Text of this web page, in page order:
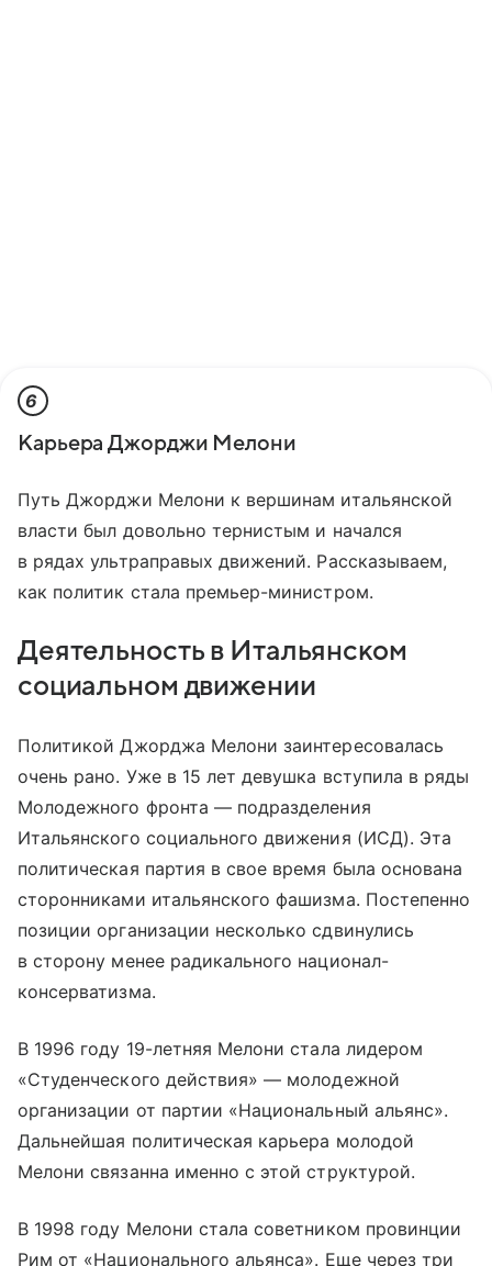
6
Карьера Джорджи Мелони
Путь Джорджи Мелони к вершинам итальянской
власти был довольно тернистым и начался
в рядах ультраправых движений. Рассказываем,
как политик стала премьер-министром.
Деятельность в Итальянском
социальном движении
Политикой Джорджа Мелони заинтересовалась
очень рано. Уже в 15 лет девушка вступила в ряды
Молодежного фронта — подразделения
Итальянского социального движения (ИСД). Эта
политическая партия в свое время была основана
сторонниками итальянского фашизма. Постепенно
позиции организации несколько сдвинулись
в сторону менее радикального национал-
консерватизма.
В 1996 году 19-летняя Мелони стала лидером
«Студенческого действия» — молодежной
организации от партии «Национальный альянс».
Дальнейшая политическая карьера молодой
Мелони связанна именно с этой структурой.
В 1998 году Мелони стала советником провинции
Рим от «Национального альянса». Еще через три